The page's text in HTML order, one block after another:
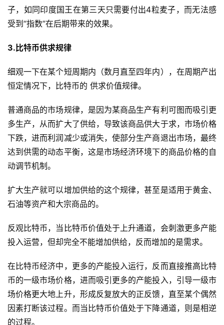
子，如同印度国王在第三天只需要付出4粒麦子，而无法感
受到“指数”在后期带来的效果。
3.比特币供求规律
细观一下在某个短周期内（数月直至四年内），在周期产出
恒定情况下，比特币的 供求价值规律。
普通商品的市场规律，是因为某商品生产有利可图而吸引更
多生产，从而扩大了供给，导致该商品供大于求，市场价格
下跌，进而利润减少或消失，使部分生产商退出市场，最终
达到供需的动态平衡，这是市场经济环境下的商品价格的自
动调节机制。
扩大生产就可以增加供给的这个规律，甚至是适用于黄金、
石油等资产和大宗商品的。
反观比特币，当比特币价值处于上升通道，会刺激更多产能
投入运营，但却完全不能增加供给，反而增加的是需求。
在比特币经济中，更多的产能投入运行，反而直接推高比特
币的一级市场价格，进而吸引更多的产能投入，引导一级市
场价格更大地上升，形成反复放大的正反馈，直至某个偶然
因素打断该过程。而当比特币价值处于下降通道，则是相逆
的过程。